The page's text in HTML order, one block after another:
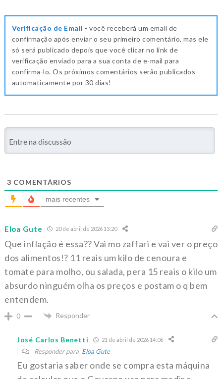
Verificação de Email - você receberá um email de
confirmação após enviar o seu primeiro comentário, mas ele
só será publicado depois que você clicar no link de
verificação enviado para a sua conta de e-mail para
confirma-lo. Os próximos comentários serão publicados
automaticamente por 30 dias!
3 COMENTÁRIOS
mais recentes
Eloa Gute 20 de abril de 2026 13:20
Que inflação é essa?? Vai mo zaffari e vai ver o preço
dos alimentos!? 11 reais um kilo de cenoura e
tomate para molho, ou salada, pera 15 reais o kilo um
absurdo ninguém olha os preços e postam o q bem
entendem.
0 Responder
José Carlos Benetti 21 de abril de 2026 14:06
Responder para Eloa Gute
Eu gostaria saber onde se compra esta máquina